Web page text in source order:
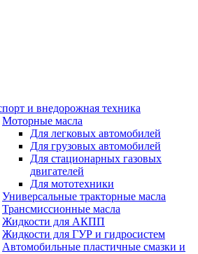
и внедорожная техника
Моторные масла
Для легковых автомобилей
Для грузовых автомобилей
Для стационарных газовых
двигателей
Для мототехники
Универсальные тракторные масла
Трансмиссионные масла
Жидкости для АКПП
Жидкости для ГУР и гидросистем
Автомобильные пластичные смазки и